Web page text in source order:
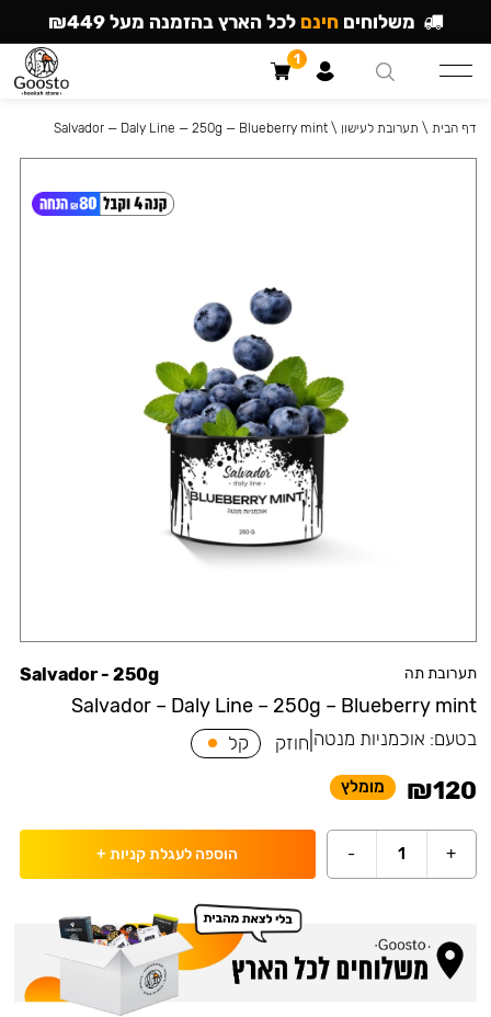
תערובת תה
Salvador – Daly Line – 250g – Blueberry mint
Salvador - 250g
בטעם: אוכמניות מנטה חוזק קל
₪120 מומלץ
+
1
- הוספה לעגלת קניות +
דף הבית \ תערובת לעישון \
Salvador — Daly Line — 250g — Blueberry mint
משלוחים חינם לכל הארץ בהזמנה מעל ₪449
1